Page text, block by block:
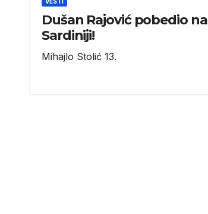
Dušan Rajović pobedio na
Sardiniji!
Mihajlo Stolić 13.